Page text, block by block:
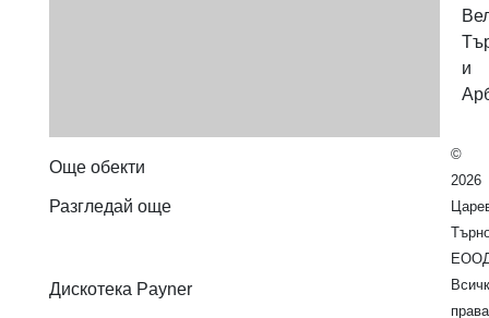
Още обекти
Разгледай още
Дискотека Payner
и
©
2026
права